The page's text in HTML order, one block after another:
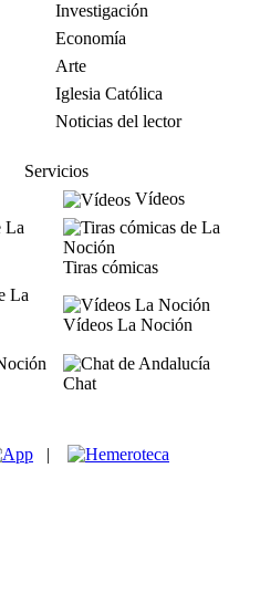
Investigación
Economía
Arte
Iglesia Católica
Noticias del lector
Servicios
Vídeos
Tiras cómicas
Vídeos La Noción
Chat
|